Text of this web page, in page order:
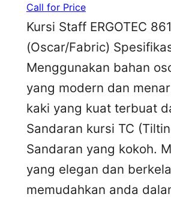
Call for Price
Kursi Staff ERGOTEC
(Oscar/Fabric)
Menggunakan bahan
yang modern dan
kaki yang kuat terbuat
Sandaran kursi TC
Sandaran yang kokoh.
yang elegan dan
memudahkan anda